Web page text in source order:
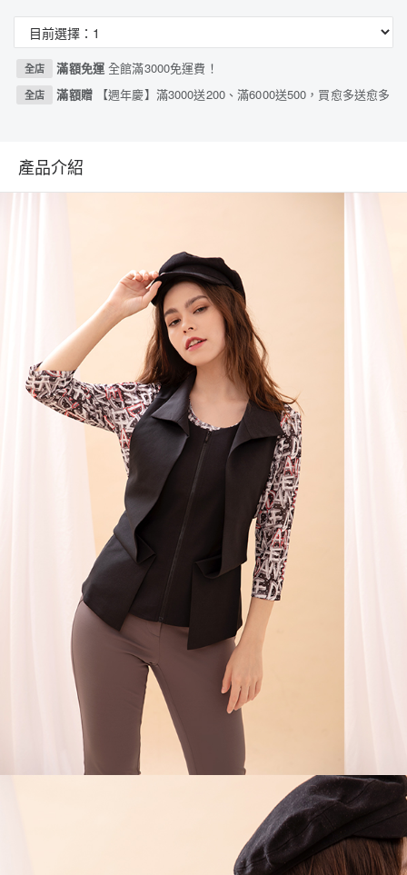
全店 滿額免運全館滿3000免運費！
全店 滿額贈 【週年慶】滿3000送200、滿6000送500，買愈多送愈多
產品介紹